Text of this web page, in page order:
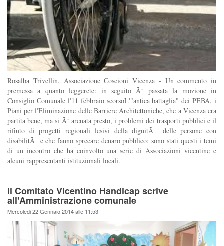
Rosalba Trivellin, Associazione Coscioni Vicenza - Un commento in
premessa a quanto leggerete: in seguito Ã¨ passata la mozione in
Consiglio Comunale l'11 febbraio scorsoL'"antica battaglia" dei PEBA, i
Piani per l'Eliminazione delle Barriere Architettoniche, che a Vicenza era
partita bene, ma si Ã¨ arenata presto, i problemi dei trasporti pubblici e il
rifiuto di progetti regionali lesivi della dignitÃ delle persone con
disabilitÃ e che fanno sprecare denaro pubblico: sono stati questi i temi
di un incontro che ha coinvolto una serie di Associazioni vicentine e
alcuni rappresentanti istituzionali locali.
Il Comitato Vicentino Handicap scrive
all'Amministrazione comunale
Mercoledi 22 Gennaio 2014 alle 11:53